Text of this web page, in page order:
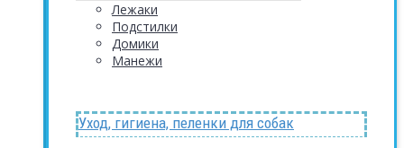
Лежаки
Подстилки
Домики
Манежи
Уход, гигиена, пеленки для собак